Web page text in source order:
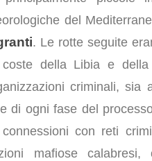
del
. Le rotte seguite
della Libia e
criminali, sia
di ogni fase del
con reti
mafiose